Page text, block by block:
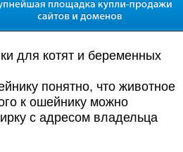
для котят и беременных
понятно, что животное
к ошейнику можно
с адресом владельца